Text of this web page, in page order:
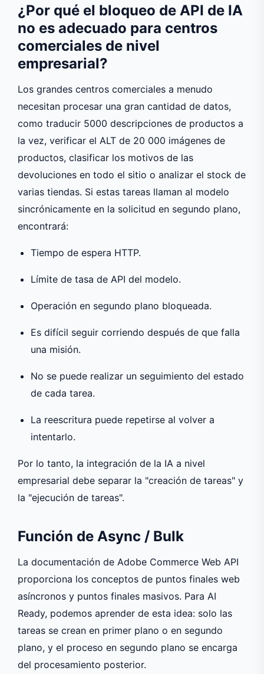
¿Por qué el bloqueo de API de IA
no es adecuado para centros
comerciales de nivel
empresarial?
Los grandes centros comerciales a menudo
necesitan procesar una gran cantidad de datos,
como traducir 5000 descripciones de productos a
la vez, verificar el ALT de 20 000 imágenes de
productos, clasificar los motivos de las
devoluciones en todo el sitio o analizar el stock de
varias tiendas. Si estas tareas llaman al modelo
sincrónicamente en la solicitud en segundo plano,
encontrará:
Tiempo de espera HTTP.
Límite de tasa de API del modelo.
Operación en segundo plano bloqueada.
Es difícil seguir corriendo después de que falla
una misión.
No se puede realizar un seguimiento del estado
de cada tarea.
La reescritura puede repetirse al volver a
intentarlo.
Por lo tanto, la integración de la IA a nivel
empresarial debe separar la "creación de tareas" y
la "ejecución de tareas".
Función de Async / Bulk
La documentación de Adobe Commerce Web API
proporciona los conceptos de puntos finales web
asíncronos y puntos finales masivos. Para AI
Ready, podemos aprender de esta idea: solo las
tareas se crean en primer plano o en segundo
plano, y el proceso en segundo plano se encarga
del procesamiento posterior.